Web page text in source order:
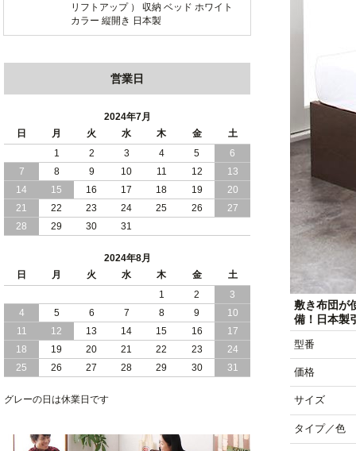
敷き布団が
備！日本製
型番
価格
サイズ
タイプ／色
リフトアップ ） 収納 ベッド ホワイト
カラー 縦開き 日本製
ワイトカラー 縦開き 日本製
全長190cm ショート丈 コンパクト 大容
量 収納力 の 跳ね上げ （ リフトアップ
） 式 ベッド 横開き 日本製
2024/05/27
日本製 大容量 収納 跳ね上げ式 リフト
アップ 横開き ヘッドボードレス ベッド
組立設置サービス付
2024/05/21
日本製 大容量 収納 跳ね上げ式 リフト
組立設置付
日本製 大容量 収納 跳ね上げ式 （ リフ
トアップ ） ベッド 横開き ヘッドボー
ド 組立設置 付き
2024/04/25
日本製 収納 跳ね上げ式 リフトアップ
ベッド 縦開き ヘッドボード 組立設置サ
営業日
2024年7月
日
月 火 水 木 金
土
1
2 3 4 5
6
7
8 9 10 11 12
13
14
15 16 17 18 19
20
21
22 23 24 25 26
27
28
29 30 31
2024年8月
日
月 火 水 木 金
土
1
2
3
4
5 6 7 8 9
10
11
12 13 14 15 16
17
18
19 20 21 22 23
24
25
26 27 28 29 30 31
グレーの日は休業日です